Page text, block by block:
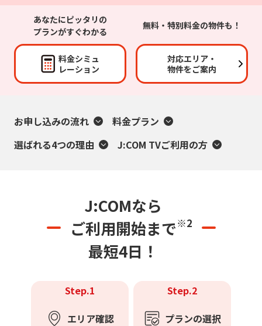
あなたにピッタリの
プランがすぐわかる
料金シミュ
レーション
無料・特別料金の物件も！
対応エリア・
物件をご案内
お申し込みの流れ
料金プラン
選ばれる4つの理由
J:COM TVご利用の方
J:COMなら
ご利用開始まで
最短4日！
※2
Step.1
エリア確認
Step.2
プランの選択